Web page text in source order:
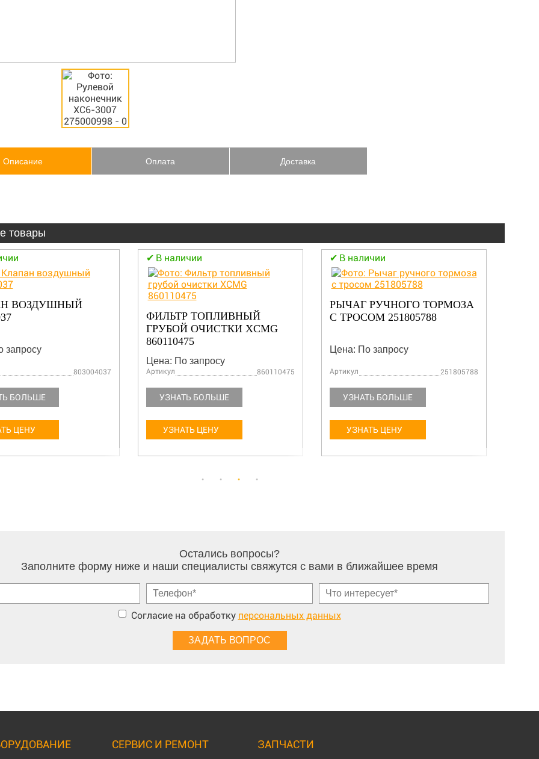
Описание Оплата Доставка
товары
ВОЗДУШНЫЙ
запросу
803004037
БОЛЬШЕ
ЦЕНУ
В наличии
ФИЛЬТР ТОПЛИВНЫЙ
ГРУБОЙ ОЧИСТКИ XCMG
860110475
Цена: По запросу
Артикул 860110475
УЗНАТЬ БОЛЬШЕ
УЗНАТЬ ЦЕНУ
В наличии
РЫЧАГ РУЧНОГО ТОРМОЗА
С ТРОСОМ 251805788
Цена: По запросу
Артикул 251805788
УЗНАТЬ БОЛЬШЕ
УЗНАТЬ ЦЕНУ
Остались вопросы?
Заполните форму ниже и наши специалисты свяжутся с вами в ближайшее время
Согласие на обработку персональных данных
СЕРВИС И РЕМОНТ ЗАПЧАСТИ